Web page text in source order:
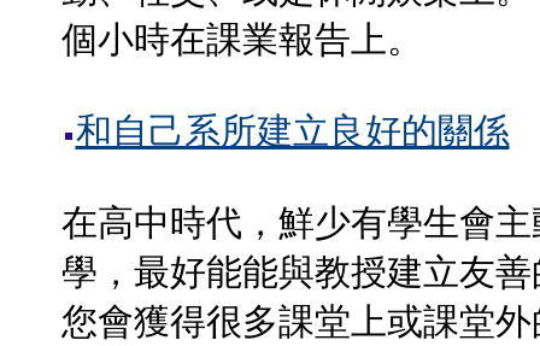
個小時在課業報告上。
和自己系所建立良好的關係
在高中時代，鮮少有學生會
學，最好能能與教授建立友
您會獲得很多課堂上或課堂